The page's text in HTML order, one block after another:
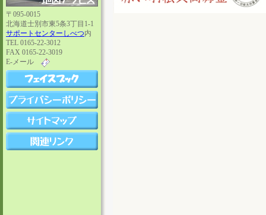
〒095-0015
北海道士別市東5条3丁目1-1
サポートセンターしべつ内
TEL 0165-22-3012
FAX 0165-22-3019
E-メール